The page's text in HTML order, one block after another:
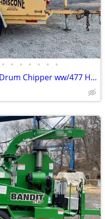
• • • • • • •
2005 Dynamic Conehead 12" Drum Chipper ww/477 Hours!! #4803